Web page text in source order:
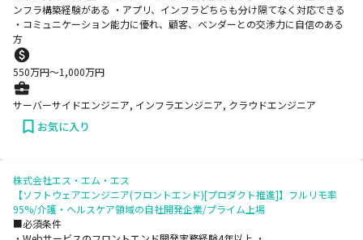
ンフラ構築経験がある ・アプリ、インフラどちらも分け隔てなく対応できる
・コミュニケーション能力に優れ、顧客、ベンダーとの交渉力に自信のある
方
550万円〜1,000万円
サーバーサイドエンジニア, インフラエンジニア, クラウドエンジニア
お気に入り
株式会社エス・エム・エス
【ソフトウェアエンジニア(フロントエンド)[プロダクト推進]】フルリモ率
95%/介護・ヘルスケア領域の自社開発企業/プライム上場
■必須条件